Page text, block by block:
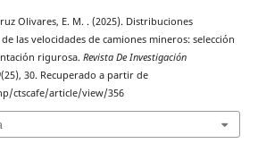
Olivares, E. M. . (2025). Distribuciones
las velocidades de camiones mineros: selección
rigurosa. Revista De Investigación
(25), 30. Recuperado a partir de
ctscafe/article/view/356